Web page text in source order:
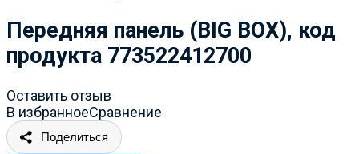
Передняя панель (BIG BOX), код
продукта 773522412700
Оставить отзыв
В избранноеСравнение
Поделиться